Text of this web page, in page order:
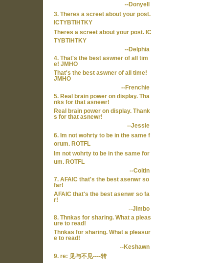
--Donyell
3. Theres a screet about your post.
ICTYBTIHTKY
Theres a screet about your post. IC
TYBTIHTKY
--Delphia
4. That's the best aswner of all tim
e! JMHO
That's the best aswner of all time!
JMHO
--Frenchie
5. Real brain power on display. Tha
nks for that asnewr!
Real brain power on display. Thank
s for that asnewr!
--Jessie
6. Im not wohrty to be in the same f
orum. ROTFL
Im not wohrty to be in the same for
um. ROTFL
--Coltin
7. AFAIC that's the best asenwr so
far!
AFAIC that's the best asenwr so fa
r!
--Jimbo
8. Thnkas for sharing. What a pleas
ure to read!
Thnkas for sharing. What a pleasur
e to read!
--Keshawn
9. re: 见与不见----转